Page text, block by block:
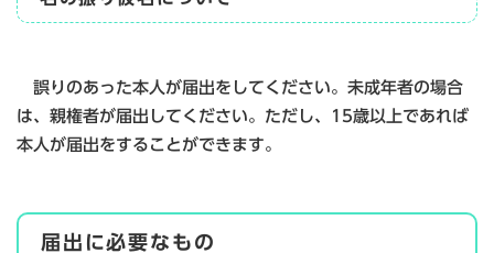
誤りのあった本人が届出をしてください。未成年者の場合
は、親権者が届出してください。ただし、15歳以上であれば
本人が届出をすることができます。
届出に必要なもの